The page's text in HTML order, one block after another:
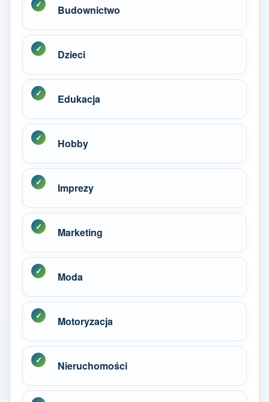
Budownictwo
Dzieci
Edukacja
Hobby
Imprezy
Marketing
Moda
Motoryzacja
Nieruchomości